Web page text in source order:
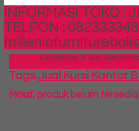
INFORMASI TOKO
TELPON :
» Article tag in 'Jual Kursi
Tags Jual Kursi Kantor
Maaf, produk belum